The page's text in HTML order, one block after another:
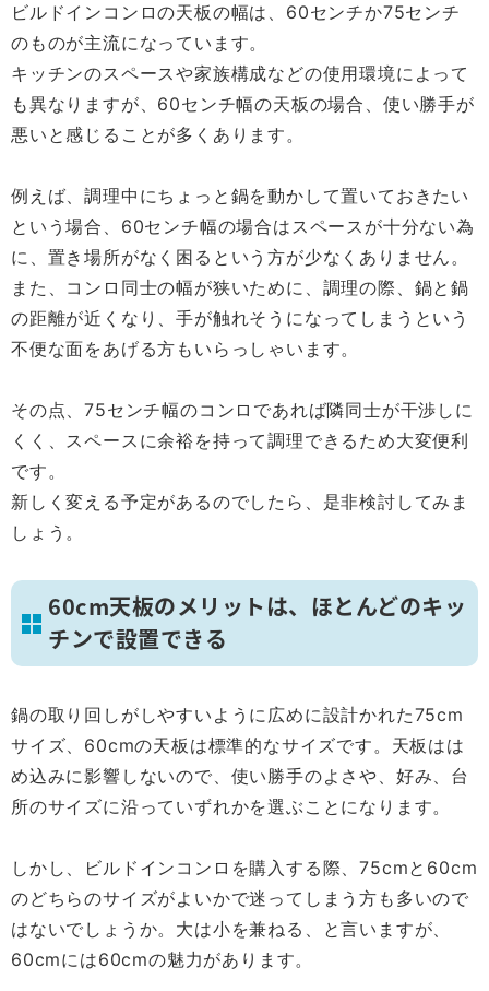
ビルドインコンロの天板の幅は、60センチか75センチ
のものが主流になっています。
キッチンのスペースや家族構成などの使用環境によって
も異なりますが、60センチ幅の天板の場合、使い勝手が
悪いと感じることが多くあります。
例えば、調理中にちょっと鍋を動かして置いておきたい
という場合、60センチ幅の場合はスペースが十分ない為
に、置き場所がなく困るという方が少なくありません。
また、コンロ同士の幅が狭いために、調理の際、鍋と鍋
の距離が近くなり、手が触れそうになってしまうという
不便な面をあげる方もいらっしゃいます。
その点、75センチ幅のコンロであれば隣同士が干渉しに
くく、スペースに余裕を持って調理できるため大変便利
です。
新しく変える予定があるのでしたら、是非検討してみま
しょう。
60cm天板のメリットは、ほとんどのキッ
チンで設置できる
鍋の取り回しがしやすいように広めに設計かれた75cm
サイズ、60cmの天板は標準的なサイズです。天板はは
め込みに影響しないので、使い勝手のよさや、好み、台
所のサイズに沿っていずれかを選ぶことになります。
しかし、ビルドインコンロを購入する際、75cmと60cm
のどちらのサイズがよいかで迷ってしまう方も多いので
はないでしょうか。大は小を兼ねる、と言いますが、
60cmには60cmの魅力があります。